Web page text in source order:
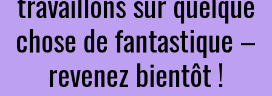
chose de fantastique –
revenez bientôt !